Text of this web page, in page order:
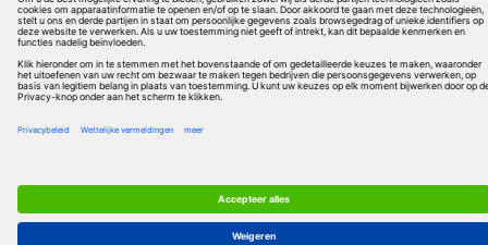
Algemene Voorwaarden & Copyrights